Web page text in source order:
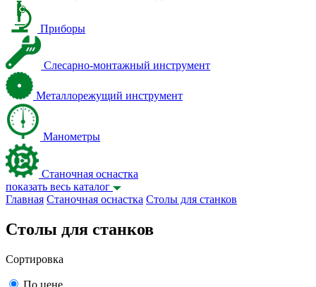
Приборы
Слесарно-монтажный инструмент
Металлорежущий инструмент
Манометры
Станочная оснастка
показать весь каталог
Главная Станочная оснастка Столы для станков
Столы для станков
Сортировка
По цене